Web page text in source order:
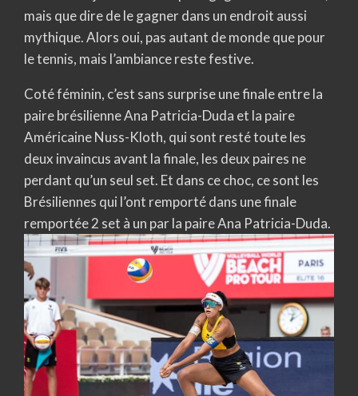
mais que dire de le gagner dans un endroit aussi
mythique. Alors oui, pas autant de monde que pour
le tennis, mais l’ambiance reste festive.
Coté féminin, c’est sans surprise une finale entre la
paire brésilienne Ana Patricia-Duda et la paire
Américaine Nuss-Kloth, qui sont resté toute les
deux invaincus avant la finale, les deux paires ne
perdant qu’un seul set. Et dans ce choc, ce sont les
Brésiliennes qui l’ont remporté dans une finale
remportée 2 set à un par la paire Ana Patricia-Duda.